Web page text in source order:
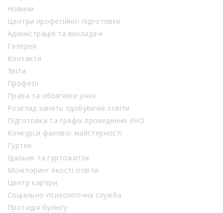
Новини
Центри професійної підготовки
Адміністрація та викладачі
Галерея
Контакти
Звіти
Професії
Права та обов’язки учня
Розклад занять здобувачів освіти
Підготовка та графік проведення ЗНО
Конкурси фахової майстерності
Гуртки
Їдальня та гуртожиток
Моніторинг якості освіти
Центр кар’єри
Соціально-психологічна служба
Протидія булінгу